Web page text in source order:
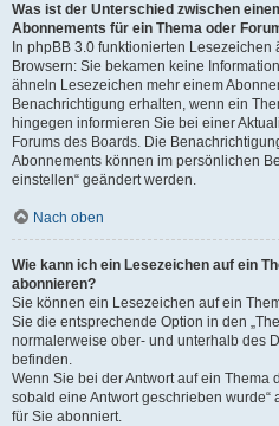
Was ist der Unterschied zwischen
Abonnements für ein Thema oder
In phpBB 3.0 funktionierten
Browsern: Sie bekamen keine
ähneln Lesezeichen mehr einem
Benachrichtigung erhalten, wenn ein
hingegen informieren Sie bei einer
Forums des Boards. Die
Abonnements können im persönlichen
einstellen“ geändert werden.
Nach oben
Wie kann ich ein Lesezeichen auf ein
abonnieren?
Sie können ein Lesezeichen auf ein
Sie die entsprechende Option in den
normalerweise ober- und unterhalb des
befinden.
Wenn Sie bei der Antwort auf ein Thema
sobald eine Antwort geschrieben
für Sie abonniert.